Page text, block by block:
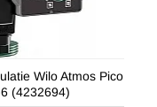
Wilo Atmos Pico
(4232694)